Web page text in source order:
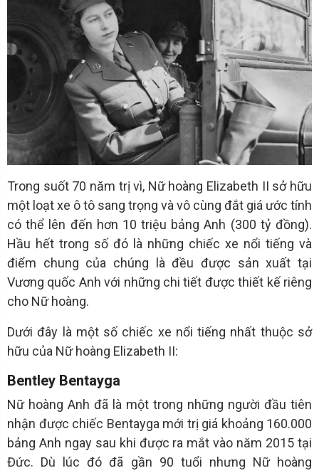
Trong suốt 70 năm trị vì, Nữ hoàng Elizabeth II sở hữu
một loạt xe ô tô sang trọng và vô cùng đắt giá ước tính
có thể lên đến hơn 10 triệu bảng Anh (300 tỷ đồng).
Hầu hết trong số đó là những chiếc xe nổi tiếng và
điểm chung của chúng là đều được sản xuất tại
Vương quốc Anh với những chi tiết được thiết kế riêng
cho Nữ hoàng.
Dưới đây là một số chiếc xe nổi tiếng nhất thuộc sở
hữu của Nữ hoàng Elizabeth II:
Bentley Bentayga
Nữ hoàng Anh đã là một trong những người đầu tiên
nhận được chiếc Bentayga mới trị giá khoảng 160.000
bảng Anh ngay sau khi được ra mắt vào năm 2015 tại
Đức. Dù lúc đó đã gần 90 tuổi nhưng Nữ hoàng